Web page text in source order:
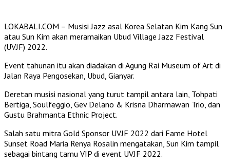
LOKABALI.COM – Musisi Jazz asal Korea Selatan Kim Kang Sun
atau Sun Kim akan meramaikan Ubud Village Jazz Festival
(UVJF) 2022.
Event tahunan itu akan diadakan di Agung Rai Museum of Art di
Jalan Raya Pengosekan, Ubud, Gianyar.
Deretan musisi nasional yang turut tampil antara lain, Tohpati
Bertiga, Soulfeggio, Gev Delano & Krisna Dharmawan Trio, dan
Gustu Brahmanta Ethnic Project.
Salah satu mitra Gold Sponsor UVJF 2022 dari Fame Hotel
Sunset Road Maria Renya Rosalin mengatakan, Sun Kim tampil
sebagai bintang tamu VIP di event UVJF 2022.